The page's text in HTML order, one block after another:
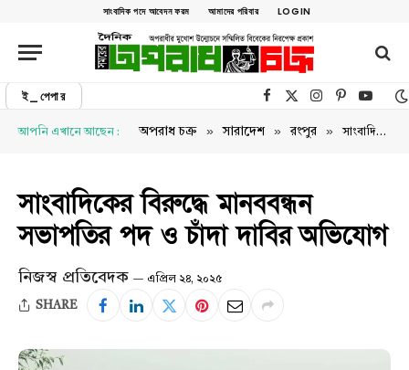
সাংবাদিক পদে আবেদন ফরম আমাদের পরিবার LOGIN
ই_পেপার Facebook
X (Twitter)Instagram
Pinterest
আপনি এখানে আছেন : অপরাধ চক্র » সারাদেশ » রংপুর » সাংবাদিকের বিরুদ্ধে মানববন্ধন সভাপতির পদ ও চাঁদা দাবির অভিযোগ
সাংবাদিকের বিরুদ্ধে মানববন্ধন
সভাপতির পদ ও চাঁদা দাবির অভিযোগ
নিজস্ব প্রতিবেদক এপ্রিল ২৪, ২০২৫
SHARE